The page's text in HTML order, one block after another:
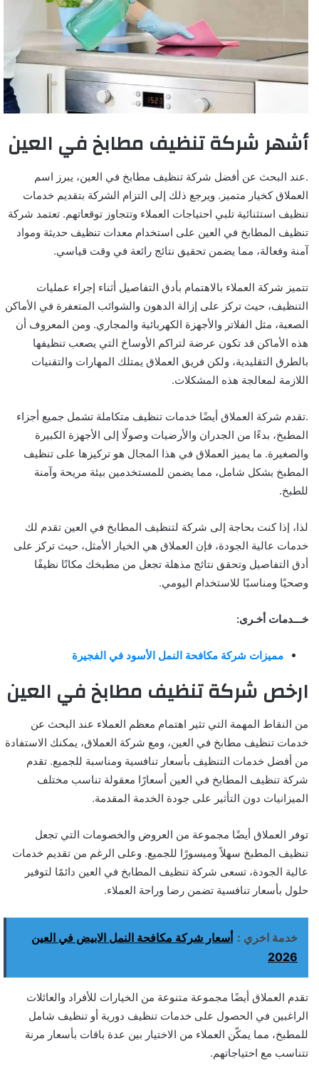
أشهر شركة تنظيف مطابخ في العين
.عند البحث عن أفضل شركة تنظيف مطابخ في العين، يبرز اسم
العملاق كخيار متميز. ويرجع ذلك إلى التزام الشركة بتقديم خدمات
تنظيف استثنائية تلبي احتياجات العملاء وتتجاوز توقعاتهم. تعتمد شركة
تنظيف المطابخ في العين على استخدام معدات تنظيف حديثة ومواد
آمنة وفعالة، مما يضمن تحقيق نتائج رائعة في وقت قياسي.
تتميز شركة العملاء بالاهتمام بأدق التفاصيل أثناء إجراء عمليات
التنظيف، حيث تركز على إزالة الدهون والشوائب المتعفرة في الأماكن
الصعبة، مثل الفلاتر والأجهزة الكهربائية والمجاري. ومن المعروف أن
هذه الأماكن قد تكون عرضة لتراكم الأوساخ التي يصعب تنظيفها
بالطرق التقليدية، ولكن فريق العملاق يمتلك المهارات والتقنيات
اللازمة لمعالجة هذه المشكلات.
.تقدم شركة العملاق أيضًا خدمات تنظيف متكاملة تشمل جميع أجزاء
المطبخ، بدءًا من الجدران والأرضيات وصولًا إلى الأجهزة الكبيرة
والصغيرة. ما يميز العملاق في هذا المجال هو تركيزها على تنظيف
المطبخ بشكل شامل، مما يضمن للمستخدمين بيئة مريحة وآمنة
للطبخ.
لذا، إذا كنت بحاجة إلى شركة لتنظيف المطابخ في العين تقدم لك
خدمات عالية الجودة، فإن العملاق هي الخيار الأمثل، حيث تركز على
أدق التفاصيل وتحقق نتائج مذهلة تجعل من مطبخك مكانًا نظيفًا
وصحيًا ومناسبًا للاستخدام اليومي.
خـــدمات أخـرى:
مميزات شركة مكافحة النمل الأسود في الفجيرة
ارخص شركة تنظيف مطابخ في العين
من النقاط المهمة التي تثير اهتمام معظم العملاء عند البحث عن
خدمات تنظيف مطابخ في العين، ومع شركة العملاق، يمكنك الاستفادة
من أفضل خدمات التنظيف بأسعار تنافسية ومناسبة للجميع. تقدم
شركة تنظيف المطابخ في العين أسعارًا معقولة تناسب مختلف
الميزانيات دون التأثير على جودة الخدمة المقدمة.
توفر العملاق أيضًا مجموعة من العروض والخصومات التي تجعل
تنظيف المطبخ سهلاً وميسورًا للجميع. وعلى الرغم من تقديم خدمات
عالية الجودة، تسعى شركة تنظيف المطابخ في العين دائمًا لتوفير
حلول بأسعار تنافسية تضمن رضا وراحة العملاء.
خدمة اخري : أسعار شركة مكافحة النمل الابيض في العين
2026
تقدم العملاق أيضًا مجموعة متنوعة من الخيارات للأفراد والعائلات
الراغبين في الحصول على خدمات تنظيف دورية أو تنظيف شامل
للمطبخ، مما يمكّن العملاء من الاختيار بين عدة باقات بأسعار مرنة
تتناسب مع احتياجاتهم.